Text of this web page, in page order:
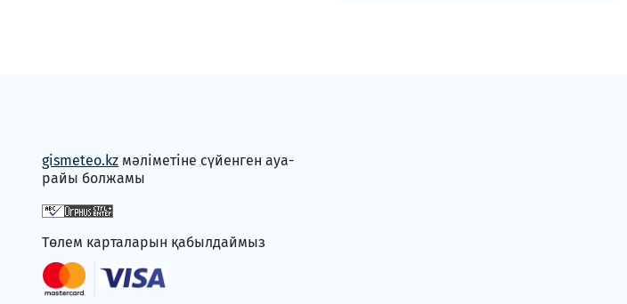
gismeteo.kz мәліметіне сүйенген ауа-
райы болжамы
Төлем карталарын қабылдаймыз